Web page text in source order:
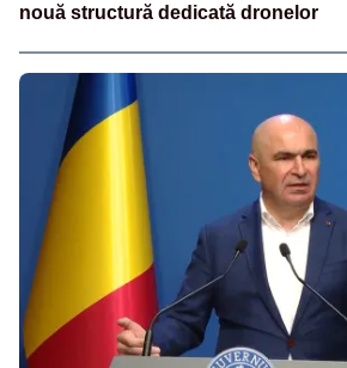
nouă structură dedicată dronelor